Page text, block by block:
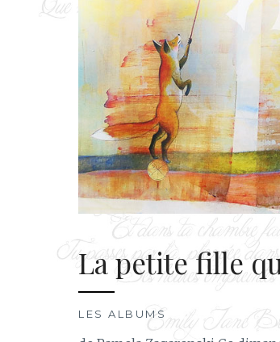
La petite fille
LES ALBUMS